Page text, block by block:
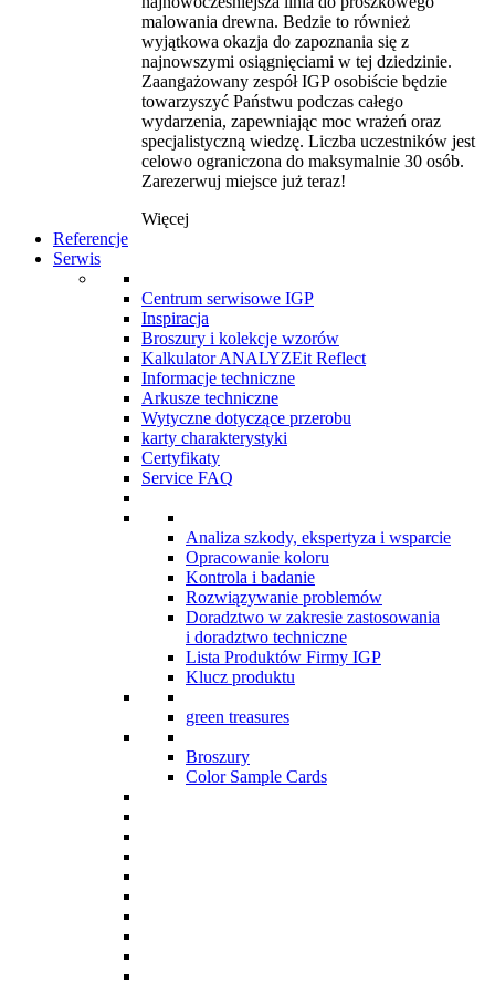
malowania drewna. Bedzie to również
wyjątkowa okazja do zapoznania się z
najnowszymi osiągnięciami w tej dziedzinie.
Zaangażowany zespół IGP osobiście będzie
towarzyszyć Państwu podczas całego
wydarzenia, zapewniając moc wrażeń oraz
specjalistyczną wiedzę. Liczba uczestników jest
celowo ograniczona do maksymalnie 30 osób.
Zarezerwuj miejsce już teraz!
Więcej
Referencje
Serwis
Centrum serwisowe IGP
Inspiracja
Broszury i kolekcje wzorów
Kalkulator ANALYZEit Reflect
Informacje techniczne
Arkusze techniczne
Wytyczne dotyczące przerobu
karty charakterystyki
Certyfikaty
Service FAQ
Analiza szkody, ekspertyza i wsparcie
Opracowanie koloru
Kontrola i badanie
Rozwiązywanie problemów
Doradztwo w zakresie zastosowania
i doradztwo techniczne
Lista Produktów Firmy IGP
Klucz produktu
green treasures
Broszury
Color Sample Cards